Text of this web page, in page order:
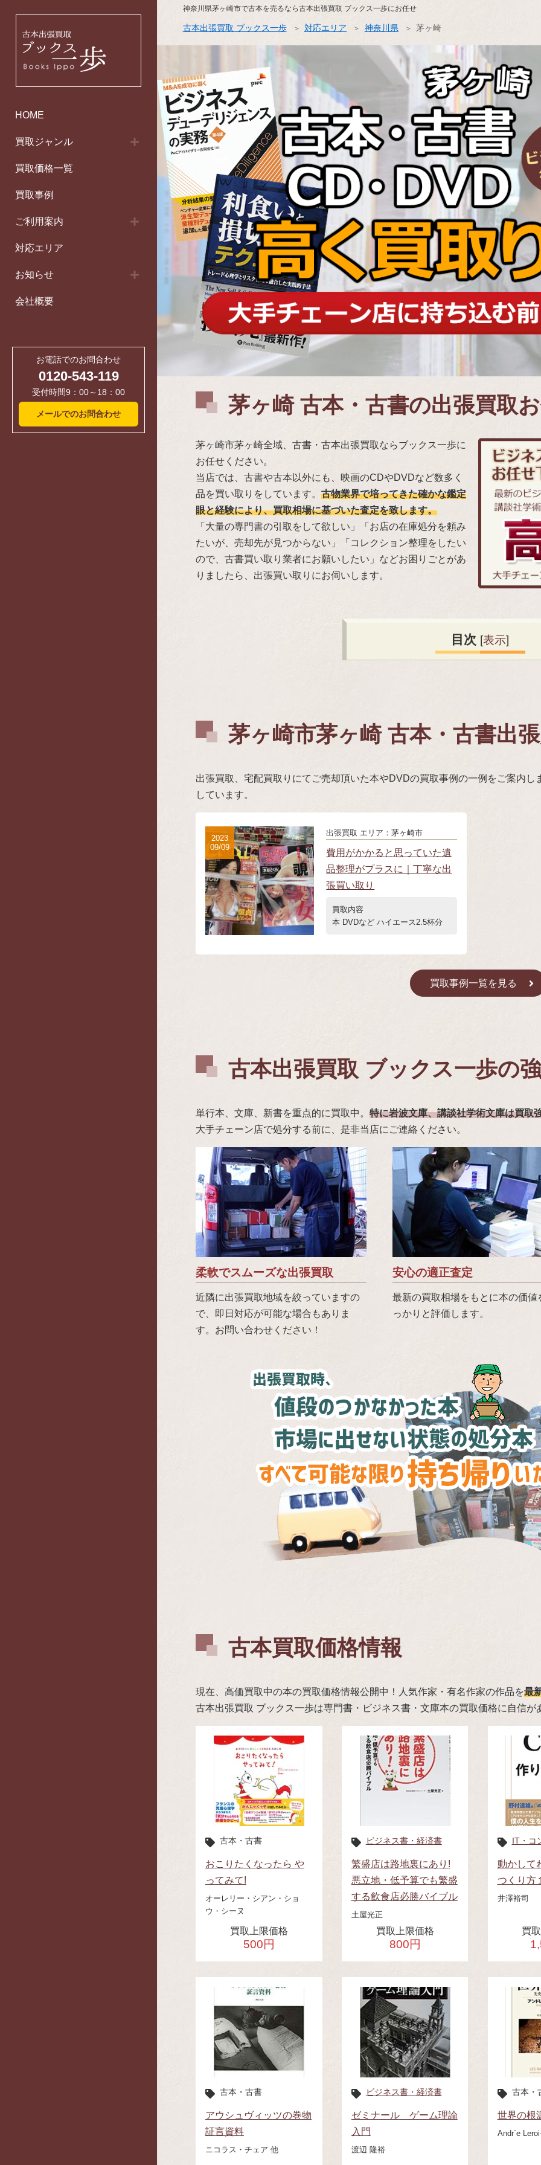
HOME
買取ジャンル
買取価格一覧
買取事例
ご利用案内
対応エリア
お知らせ
会社概要
お電話でのお問合わせ
0120-543-119
受付時間9：00～18：00
メールでのお問合わせ
神奈川県茅ヶ崎市で古本を売るなら古本出張買取 ブックス一歩にお任せ
古本出張買取 ブックス一歩 対応エリア 神奈川県 茅ヶ崎
茅ヶ崎 古本・古書の出張買取
茅ヶ崎市茅ヶ崎全域、古書・古本出張買取ならブックス一歩に
お任せください。
当店では、古書や古本以外にも、映画のCDやDVDなど数多く
品を買い取りをしています。 古物業界で培ってきた確かな鑑定
眼と経験により、買取相場に基づいた査定を致します。
「大量の専門書の引取をして欲しい」「お店の在庫処分を頼み
たいが、売却先が見つからない」「コレクション整理をしたい
ので、古書買い取り業者にお願いしたい」などお困りごとがあ
りましたら、出張買い取りにお伺いします。
目次 [表示]
茅ヶ崎市茅ヶ崎 古本・古書出
出張買取、宅配買取りにてご売却頂いた本やDVDの買取事例の一例をご案内
しています。
出張買取 エリア：茅ヶ崎市
費用がかかると思っていた遺
品整理がプラスに｜丁寧な出
張買い取り
買取内容
本 DVDなど ハイエース2.5杯分
2023
09/09
買取事例一覧を見る
古本出張買取 ブックス一歩の
単行本、文庫、新書を重点的に買取中。 特に岩波文庫、講談社学術文庫は買取
大手チェーン店で処分する前に、是非当店にご連絡ください。
柔軟でスムーズな出張買取
近隣に出張買取地域を絞っていますの
で、即日対応が可能な場合もありま
す。お問い合わせください！
安心の適正査定
最新の買取相場をもとに本の価値
っかりと評価します。
古本買取価格情報
現在、高価買取中の本の買取価格情報公開中！人気作家・有名作家の作品を最
古本出張買取 ブックス一歩は専門書・ビジネス書・文庫本の買取価格に自信が
古本・古書
おこりたくなったら や
ってみて!
オーレリー・シアン・ショ
ウ・シーヌ
買取上限価格
500円
ビジネス書・経済書
繁盛店は路地裏にあり!
悪立地・低予算でも繁盛
する飲食店必勝バイブル
土屋光正
買取上限価格
800円
IT・コ
動かして
つくり方
井澤裕司
買
古本・古書
アウシュヴィッツの巻物
証言資料
ニコラス・チェア 他
ビジネス書・経済書
ゼミナール ゲーム理論
入門
渡辺 隆裕
古本・
世界の根
Andr´e